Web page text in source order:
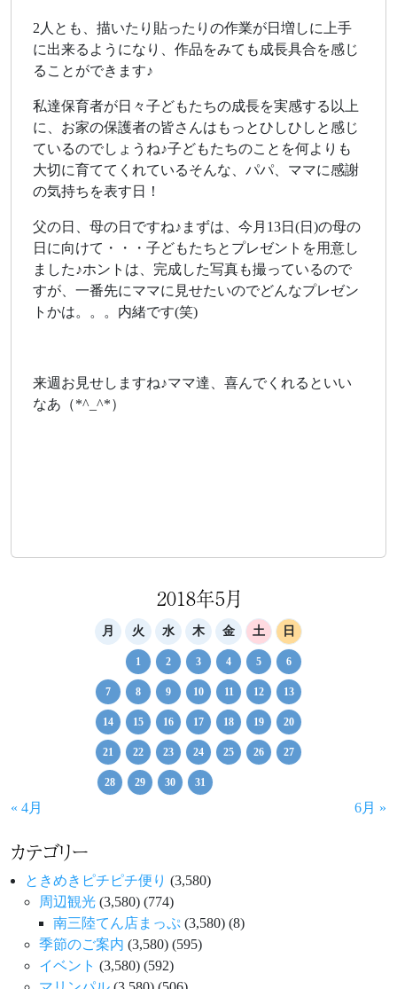
2人とも、描いたり貼ったりの作業が日増しに上手
に出来るようになり、作品をみても成長具合を感じ
ることができます♪
私達保育者が日々子どもたちの成長を実感する以上
に、お家の保護者の皆さんはもっとひしひしと感じ
ているのでしょうね♪子どもたちのことを何よりも
大切に育ててくれているそんな、パパ、ママに感謝
の気持ちを表す日！
父の日、母の日ですね♪まずは、今月13日(日)の母の
日に向けて・・・子どもたちとプレゼントを用意し
ました♪ホントは、完成した写真も撮っているので
すが、一番先にママに見せたいのでどんなプレゼン
トかは。。。内緒です(笑)
来週お見せしますね♪ママ達、喜んでくれるといい
なあ（*^_^*）
2018年5月
月 火 水 木 金 土 日
1 2 3 4 5 6
7 8 9 10 11 12 13
14 15 16 17 18 19 20
21 22 23 24 25 26 27
28 29 30 31
« 4月 6月 »
カテゴリー
ときめきピチピチ便り (3,580)
周辺観光 (3,580) (774)
南三陸てん店まっぷ (3,580) (8)
季節のご案内 (3,580) (595)
イベント (3,580) (592)